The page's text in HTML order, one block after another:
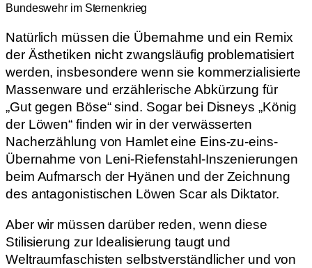
Bundeswehr im Sternenkrieg
Natürlich müssen die Übernahme und ein Remix
der Ästhetiken nicht zwangsläufig problematisiert
werden, insbesondere wenn sie kommerzialisierte
Massenware und erzählerische Abkürzung für
„Gut gegen Böse“ sind. Sogar bei Disneys „König
der Löwen“ finden wir in der verwässerten
Nacherzählung von Hamlet eine Eins-zu-eins-
Übernahme von Leni-Riefenstahl-Inszenierungen
beim Aufmarsch der Hyänen und der Zeichnung
des antagonistischen Löwen Scar als Diktator.
Aber wir müssen darüber reden, wenn diese
Stilisierung zur Idealisierung taugt und
Weltraumfaschisten selbstverständlicher und von